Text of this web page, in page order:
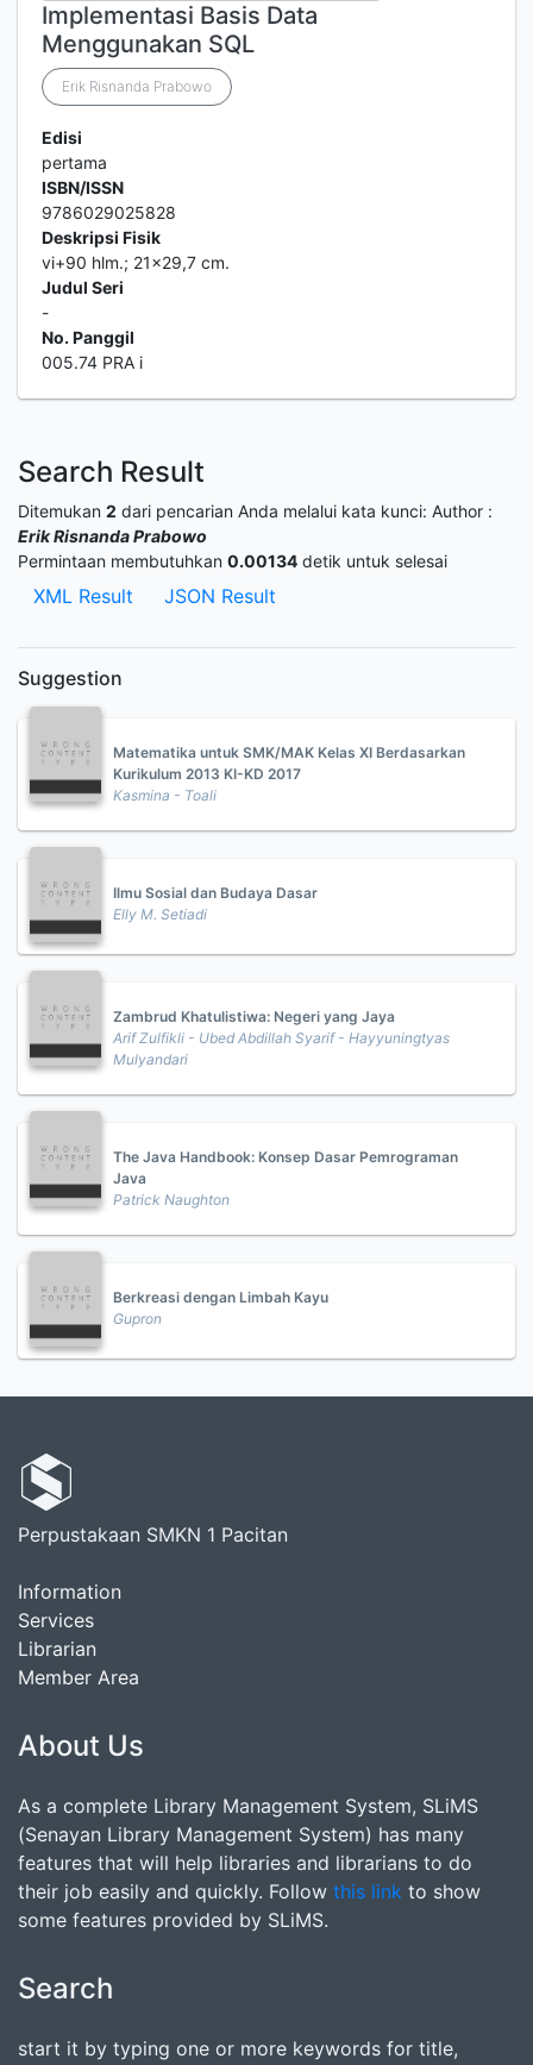
Implementasi Basis Data
Menggunakan SQL
Erik Risnanda Prabowo
Edisi
pertama
ISBN/ISSN
9786029025828
Deskripsi Fisik
vi+90 hlm.; 21x29,7 cm.
Judul Seri
-
No. Panggil
005.74 PRA i
Search Result
Ditemukan 2 dari pencarian Anda melalui kata kunci: Author :
Erik Risnanda Prabowo
Permintaan membutuhkan 0.00134 detik untuk selesai
XML Result JSON Result
Suggestion
Matematika untuk SMK/MAK Kelas XI Berdasarkan
Kurikulum 2013 KI-KD 2017
Kasmina - Toali
Ilmu Sosial dan Budaya Dasar
Elly M. Setiadi
Zambrud Khatulistiwa: Negeri yang Jaya
Arif Zulfikli - Ubed Abdillah Syarif - Hayyuningtyas
Mulyandari
The Java Handbook: Konsep Dasar Pemrograman
Java
Patrick Naughton
Berkreasi dengan Limbah Kayu
Gupron
Perpustakaan SMKN 1 Pacitan
Information
Services
Librarian
Member Area
About Us
As a complete Library Management System, SLiMS
(Senayan Library Management System) has many
features that will help libraries and librarians to do
their job easily and quickly. Follow this link to show
some features provided by SLiMS.
Search
start it by typing one or more keywords for title,